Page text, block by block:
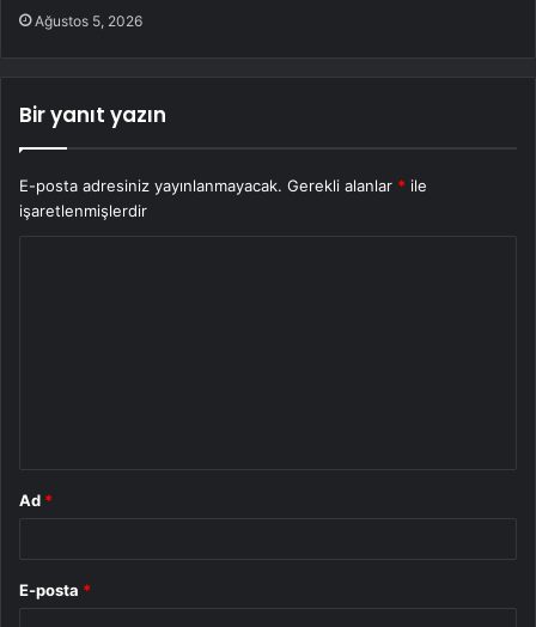
Ağustos 5, 2026
Bir yanıt yazın
E-posta adresiniz yayınlanmayacak. Gerekli alanlar * ile
işaretlenmişlerdir
Ad *
E-posta *